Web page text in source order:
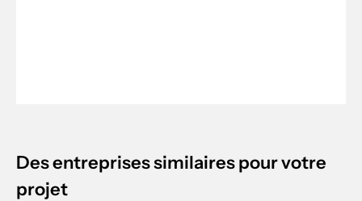
Des entreprises similaires pour votre
projet